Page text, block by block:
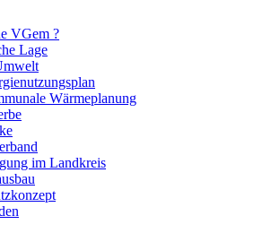
VGem ?
Lage
Wärmeplanung
im Landkreis